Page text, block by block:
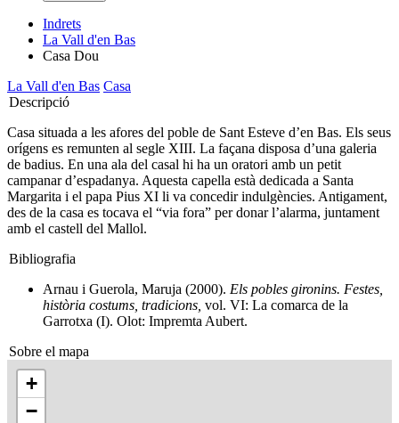
Indrets
La Vall d'en Bas
Casa Dou
La Vall d'en Bas Casa
Descripció
Casa situada a les afores del poble de Sant Esteve d’en Bas. Els seus
orígens es remunten al segle XIII. La façana disposa d’una galeria
de badius. En una ala del casal hi ha un oratori amb un petit
campanar d’espadanya. Aquesta capella està dedicada a Santa
Margarita i el papa Pius XI li va concedir indulgències. Antigament,
des de la casa es tocava el “via fora” per donar l’alarma, juntament
amb el castell del Mallol.
Bibliografia
Arnau i Guerola, Maruja (2000). Els pobles gironins. Festes,
història costums, tradicions, vol. VI: La comarca de la
Garrotxa (I). Olot: Impremta Aubert.
Sobre el mapa
+
−